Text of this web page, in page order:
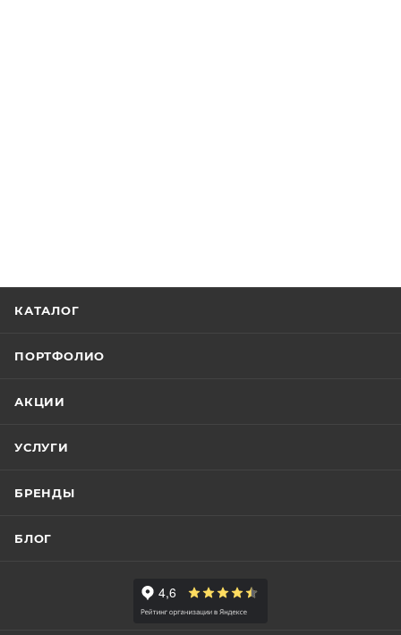
КАТАЛОГ
ПОРТФОЛИО
АКЦИИ
УСЛУГИ
БРЕНДЫ
БЛОГ